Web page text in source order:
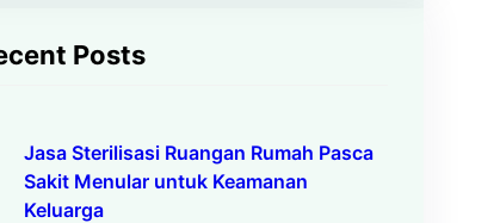
Posts
Jasa Sterilisasi Ruangan Rumah Pasca
Sakit Menular untuk Keamanan
Keluarga